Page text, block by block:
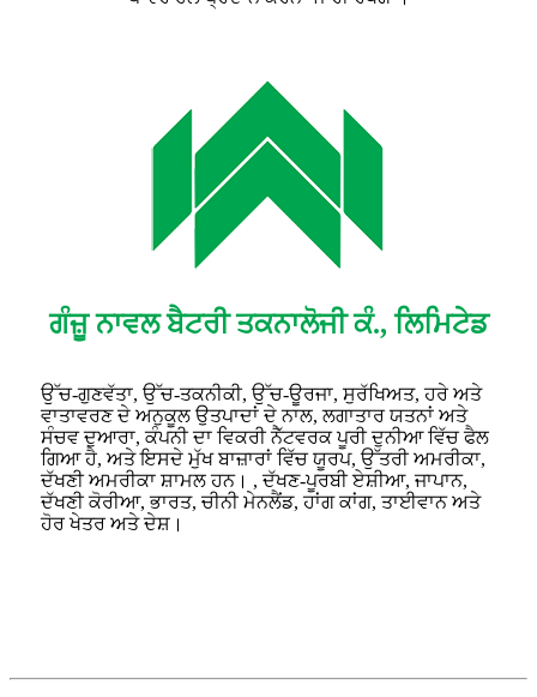
ਗੰਜ਼ੂ ਨਾਵਲ ਬੈਟਰੀ ਤਕਨਾਲੋਜੀ ਕੰ., ਲਿਮਿਟੇਡ
ਉੱਚ-ਗੁਣਵੱਤਾ, ਉੱਚ-ਤਕਨੀਕੀ, ਉੱਚ-ਊਰਜਾ, ਸੁਰੱਖਿਅਤ, ਹਰੇ ਅਤੇ
ਵਾਤਾਵਰਣ ਦੇ ਅਨੁਕੂਲ ਉਤਪਾਦਾਂ ਦੇ ਨਾਲ, ਲਗਾਤਾਰ ਯਤਨਾਂ ਅਤੇ
ਸੰਚਵ ਦੁਆਰਾ, ਕੰਪਨੀ ਦਾ ਵਿਕਰੀ ਨੈੱਟਵਰਕ ਪੂਰੀ ਦੁਨੀਆ ਵਿੱਚ ਫੈਲ
ਗਿਆ ਹੈ, ਅਤੇ ਇਸਦੇ ਮੁੱਖ ਬਾਜ਼ਾਰਾਂ ਵਿੱਚ ਯੂਰਪ, ਉੱਤਰੀ ਅਮਰੀਕਾ,
ਦੱਖਣੀ ਅਮਰੀਕਾ ਸ਼ਾਮਲ ਹਨ। , ਦੱਖਣ-ਪੂਰਬੀ ਏਸ਼ੀਆ, ਜਾਪਾਨ,
ਦੱਖਣੀ ਕੋਰੀਆ, ਭਾਰਤ, ਚੀਨੀ ਮੇਨਲੈਂਡ, ਹਾਂਗ ਕਾਂਗ, ਤਾਈਵਾਨ ਅਤੇ
ਹੋਰ ਖੇਤਰ ਅਤੇ ਦੇਸ਼।